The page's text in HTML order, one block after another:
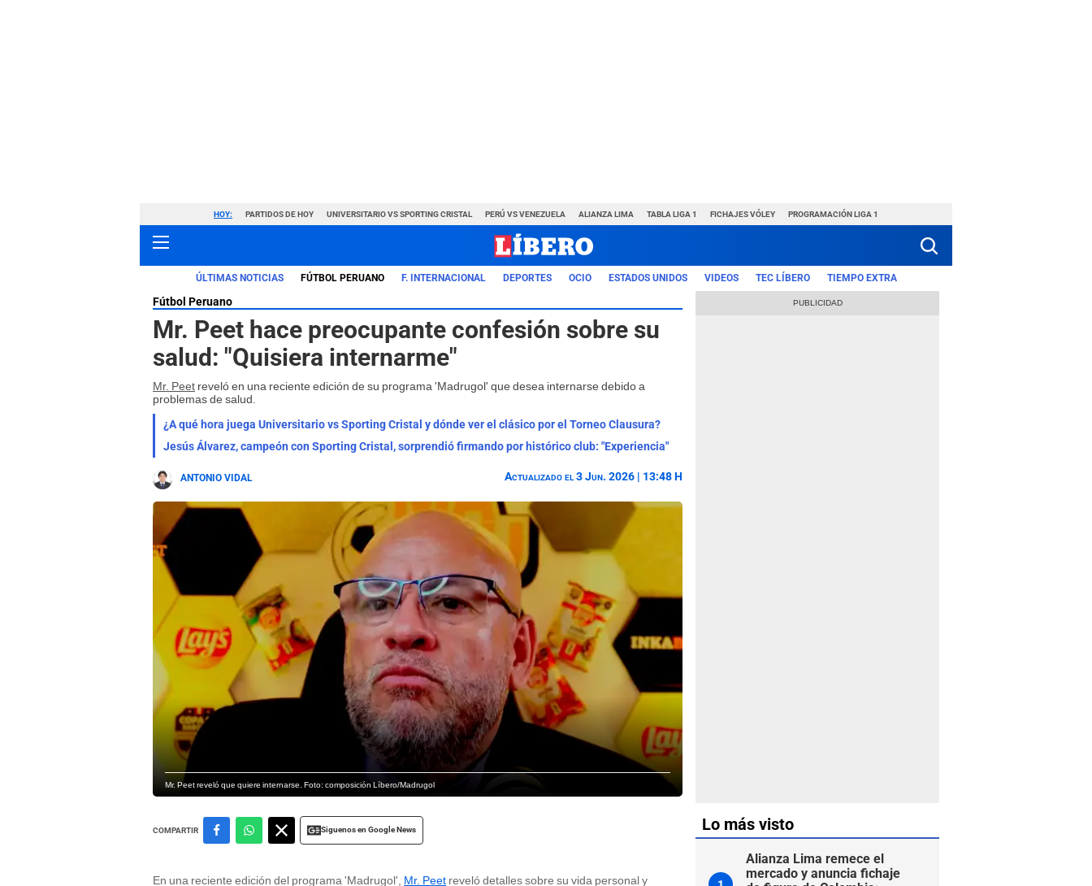
HOY: PARTIDOS DE HOY UNIVERSITARIO VS SPORTING CRISTAL PERÚ VS VENEZUELA ALIANZA LIMA TABLA LIGA 1 FICHAJES VÓLEY PROGRAMACIÓN LIGA 1
ÚLTIMAS NOTICIAS FÚTBOL PERUANO F. INTERNACIONAL DEPORTES OCIO ESTADOS UNIDOS VIDEOS TEC LÍBERO TIEMPO EXTRA
Fútbol Peruano
Mr. Peet hace preocupante confesión sobre su
salud: "Quisiera internarme"
Mr. Peet reveló en una reciente edición de su programa 'Madrugol' que desea internarse debido a
problemas de salud.
¿A qué hora juega Universitario vs Sporting Cristal y dónde ver el clásico por el Torneo Clausura?
Jesús Álvarez, campeón con Sporting Cristal, sorprendió firmando por histórico club: "Experiencia"
ANTONIO VIDAL Actualizado el 3 Jun. 2026 | 13:48 H
Mr. Peet reveló que quiere internarse. Foto: composición Líbero/Madrugol
COMPARTIR Siguenos en Google News
En una reciente edición del programa 'Madrugol', Mr. Peet reveló detalles sobre su vida personal y
Lo más visto
Alianza Lima remece el
mercado y anuncia fichaje